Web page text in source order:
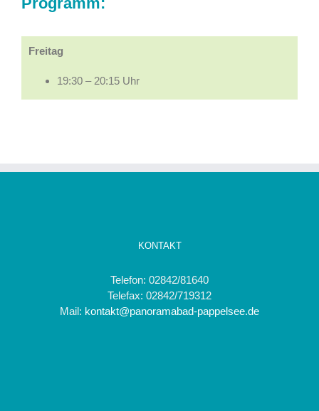
Freitag
19:30 – 20:15 Uhr
KONTAKT
Telefon: 02842/81640
Telefax: 02842/719312
Mail: kontakt@panoramabad-pappelsee.de